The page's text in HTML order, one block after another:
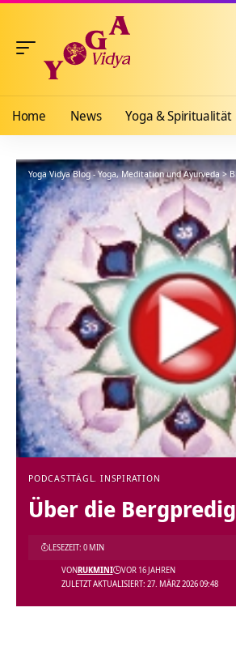
Home News Yoga & Spiritualität
Yoga Vidya Blog - Yoga, Meditation und Ayurveda>
PODCASTTÄGL. INSPIRATION
Über die
ZULETZT AKTUALISIERT: 27. MÄRZ 2026 09:48
VONRUKMINI VOR 16 JAHREN
LESEZEIT: 0 MIN